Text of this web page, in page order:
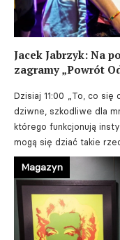
Jacek Jabrzyk: Na
zagramy „Powrót
Dzisiaj 11:00
„To, co
dziwne, szkodliwe dla
którego funkcjonują
mogą się dziać takie
Magazyn